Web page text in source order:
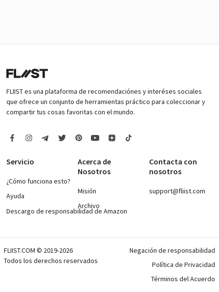
FLIIST es una plataforma de recomendaciónes y interéses sociales
que ofrece un conjunto de herramientas práctico para coleccionar y
compartir tus cosas favoritas con el mundo.
Servicio
¿Cómo funciona esto?
Ayuda
Descargo de responsabilidad de Amazon
Acerca de
Nosotros
Misión
Archivo
Contacta con
nosotros
support@fliist.com
FLIIST.COM © 2019-2026
Todos los derechos reservados
Negación de responsabilidad
Política de Privacidad
Términos del Acuerdo